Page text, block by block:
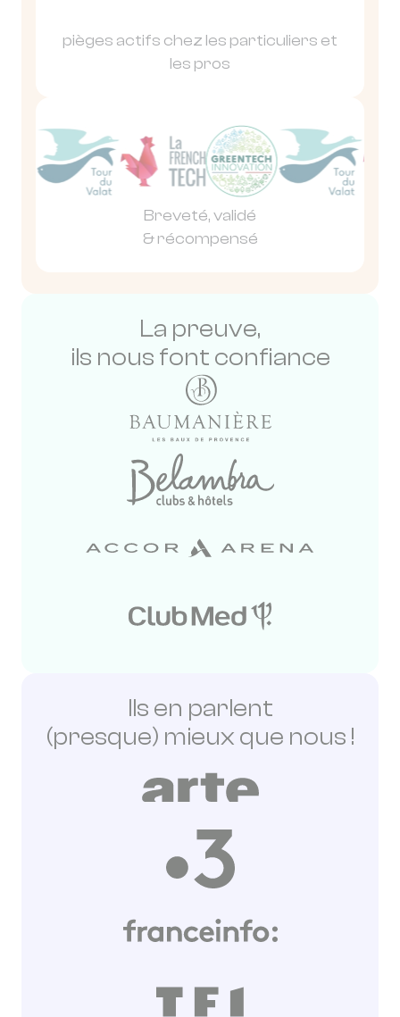
pièges actifs chez les particuliers et
les pros
Breveté, validé
& récompensé
La preuve,
ils nous font confiance
Ils en parlent
(presque) mieux que nous !